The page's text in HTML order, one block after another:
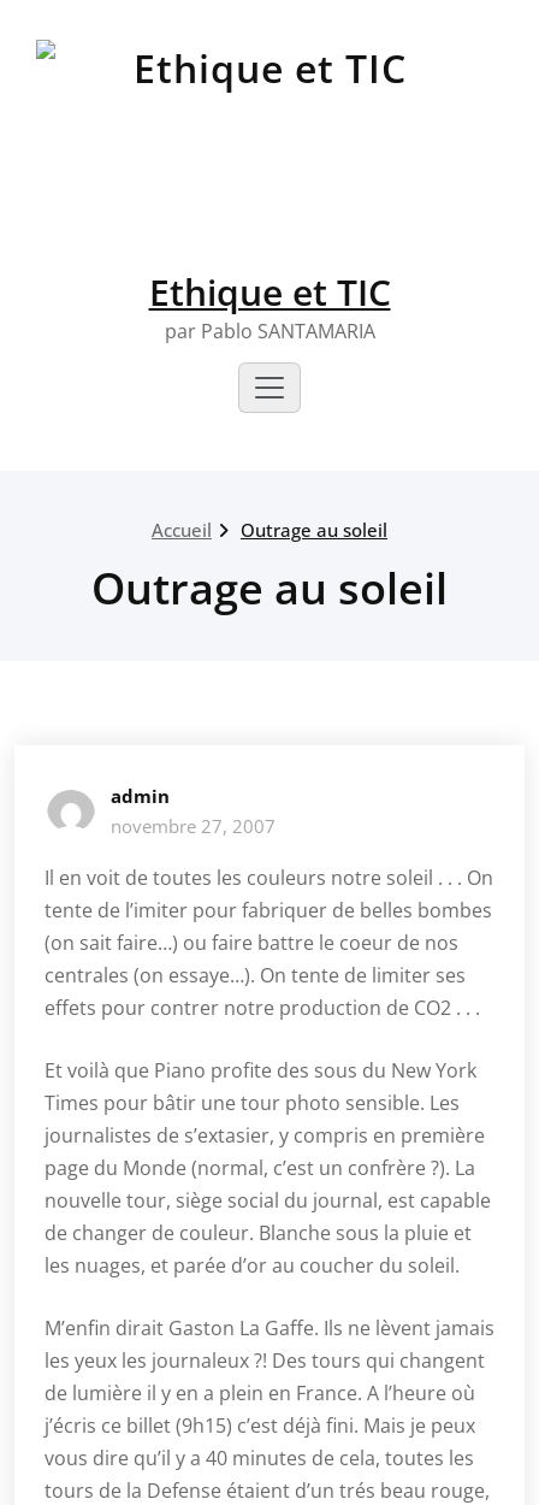
Ethique et TIC
par Pablo SANTAMARIA
Accueil Outrage au soleil
Outrage au soleil
admin
novembre 27, 2007
Il en voit de toutes les couleurs notre soleil . . . On
tente de l’imiter pour fabriquer de belles bombes
(on sait faire…) ou faire battre le coeur de nos
centrales (on essaye…). On tente de limiter ses
effets pour contrer notre production de CO2 . . .
Et voilà que Piano profite des sous du New York
Times pour bâtir une tour photo sensible. Les
journalistes de s’extasier, y compris en première
page du Monde (normal, c’est un confrère ?). La
nouvelle tour, siège social du journal, est capable
de changer de couleur. Blanche sous la pluie et
les nuages, et parée d’or au coucher du soleil.
M’enfin dirait Gaston La Gaffe. Ils ne lèvent jamais
les yeux les journaleux ?! Des tours qui changent
de lumière il y en a plein en France. A l’heure où
j’écris ce billet (9h15) c’est déjà fini. Mais je peux
vous dire qu’il y a 40 minutes de cela, toutes les
tours de la Defense étaient d’un trés beau rouge,